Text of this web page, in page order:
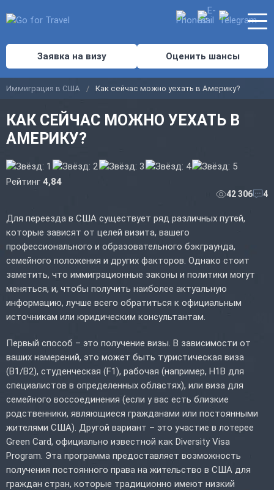
Заявка на визу Оценить шансы
Иммиграция в США Как сейчас можно уехать в Америку?
КАК СЕЙЧАС МОЖНО УЕХАТЬ В
АМЕРИКУ?
Рейтинг 4,84
42 306 4
Для переезда в США существует ряд различных путей,
которые зависят от целей визита, вашего
профессионального и образовательного бэкграунда,
семейного положения и других факторов. Однако стоит
заметить, что иммиграционные законы и политики могут
меняться, и, чтобы получить наиболее актуальную
информацию, лучше всего обратиться к официальным
источникам или юридическим консультантам.
Первый способ – это получение визы. В зависимости от
ваших намерений, это может быть туристическая виза
(B1/B2), студенческая (F1), рабочая (например, H1B для
специалистов в определенных областях), или виза для
семейного воссоединения (если у вас есть близкие
родственники, являющиеся гражданами или постоянными
жителями США). Другой вариант – это участие в лотерее
Green Card, официально известной как Diversity Visa
Program. Эта программа предоставляет возможность
получения постоянного права на жительство в США для
граждан стран, которые традиционно имеют низкий